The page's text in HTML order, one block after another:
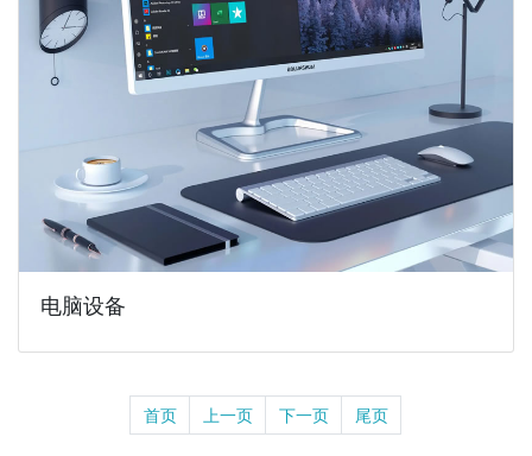
电脑设备
首页 上一页 下一页 尾页